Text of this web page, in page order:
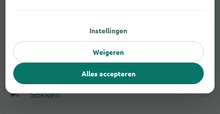
Barbecues En Accessoires 39
Sokken 49
Instellingen
Weigeren
Alles accepteren